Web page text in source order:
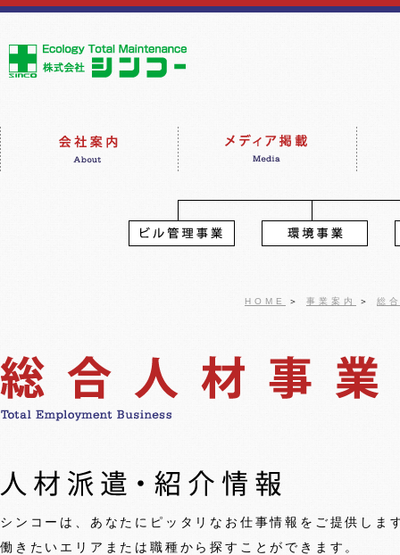
HOME ＞ 事業案内 ＞ 総
シンコーは、あなたにピッタリなお仕事情報をご提供しま
働きたいエリアまたは職種から探すことができます。